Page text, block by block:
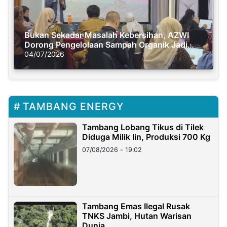
Bukan Sekadar Masalah Kebersihan, AZWI
Dorong Pengelolaan Sampah Organik Jadi
Solusi Krisis Iklim
04/07/2026
TAMBANG ENERGY
Tambang Lobang Tikus di Tilek
Diduga Milik Iin, Produksi 700 Kg
07/08/2026 - 19:02
Tambang Emas Ilegal Rusak
TNKS Jambi, Hutan Warisan